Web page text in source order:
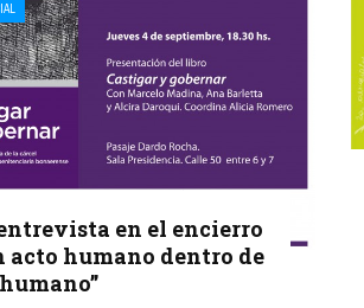
en el encierro
acto humano dentro de